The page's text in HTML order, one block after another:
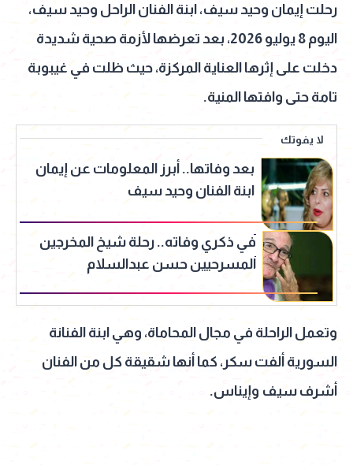
رحلت إيمان وحيد سيف، ابنة الفنان الراحل وحيد سيف،
اليوم 8 يوليو 2026، بعد تعرضها لأزمة صحية شديدة
دخلت على إثرها العناية المركزة، حيث ظلت في غيبوبة
تامة حتى وافتها المنية.
لا يفوتك
بعد وفاتها.. أبرز المعلومات عن إيمان
ابنة الفنان وحيد سيف
في ذكري وفاته.. رحلة شيخ المخرجين
المسرحيين حسن عبدالسلام
وتعمل الراحلة في مجال المحاماة، وهي ابنة الفنانة
السورية ألفت سكر، كما أنها شقيقة كل من الفنان
أشرف سيف وإيناس.